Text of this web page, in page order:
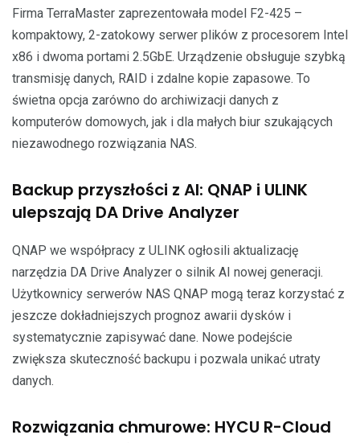
Firma TerraMaster zaprezentowała model F2-425 –
kompaktowy, 2-zatokowy serwer plików z procesorem Intel
x86 i dwoma portami 2.5GbE. Urządzenie obsługuje szybką
transmisję danych, RAID i zdalne kopie zapasowe. To
świetna opcja zarówno do archiwizacji danych z
komputerów domowych, jak i dla małych biur szukających
niezawodnego rozwiązania NAS.
Backup przyszłości z AI: QNAP i ULINK
ulepszają DA Drive Analyzer
QNAP we współpracy z ULINK ogłosili aktualizację
narzędzia DA Drive Analyzer o silnik AI nowej generacji.
Użytkownicy serwerów NAS QNAP mogą teraz korzystać z
jeszcze dokładniejszych prognoz awarii dysków i
systematycznie zapisywać dane. Nowe podejście
zwiększa skuteczność backupu i pozwala unikać utraty
danych.
Rozwiązania chmurowe: HYCU R-Cloud